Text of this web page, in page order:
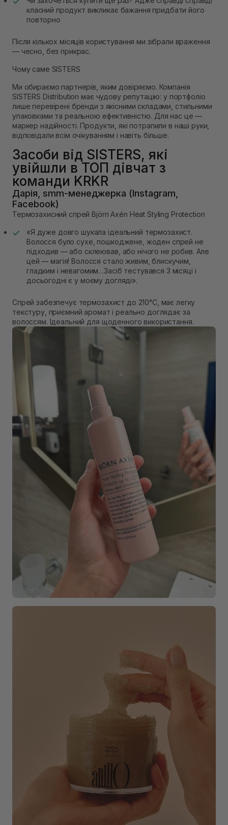
класний продукт викликає бажання придбати його
повторно
Після кількох місяців користування ми зібрали враження
— чесно, без прикрас.
Чому саме SISTERS
Ми обираємо партнерів, яким довіряємо. Компанія
SISTERS Distribution має чудову репутацію: у портфоліо
лише перевірені бренди з якісними складами, стильними
упаковками та реальною ефективністю. Для нас це —
маркер надійності. Продукти, які потрапили в наші руки,
відповідали всім очікуванням і навіть більше.
Засоби від SISTERS, які
увійшли в ТОП дівчат з
команди KRKR
Дарія, smm-менеджерка (Instagram,
Facebook)
Термозахисний спрей Björn Axén Heat Styling Protection
«Я дуже довго шукала ідеальний термозахист.
Волосся було сухе, пошкоджене, жоден спрей не
підходив — або склеював, або нічого не робив. Але
цей — магія! Волосся стало живим, блискучим,
гладким і невагомим…Засіб тестувався 3 місяці і
досьогодні є у моєму догляді».
Спрей забезпечує термозахист до 210°C, має легку
текстуру, приємний аромат і реально доглядає за
волоссям. Ідеальний для щоденного використання.